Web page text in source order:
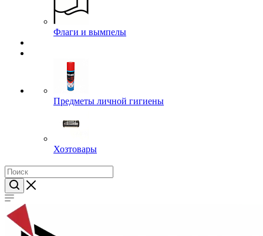
Флаги и вымпелы
Предметы личной гигиены
Хозтовары